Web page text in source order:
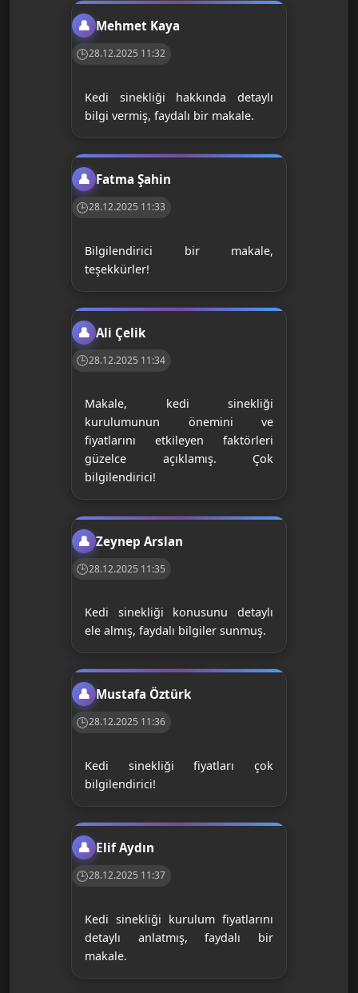
Mehmet Kaya
28.12.2025 11:32
Kedi sinekliği hakkında detaylı
bilgi vermiş, faydalı bir makale.
Fatma Şahin
28.12.2025 11:33
Bilgilendirici bir makale,
teşekkürler!
Ali Çelik
28.12.2025 11:34
Makale, kedi sinekliği
kurulumunun önemini ve
fiyatlarını etkileyen faktörleri
güzelce açıklamış. Çok
bilgilendirici!
Zeynep Arslan
28.12.2025 11:35
Kedi sinekliği konusunu detaylı
ele almış, faydalı bilgiler sunmuş.
Mustafa Öztürk
28.12.2025 11:36
Kedi sinekliği fiyatları çok
bilgilendirici!
Elif Aydın
28.12.2025 11:37
Kedi sinekliği kurulum fiyatlarını
detaylı anlatmış, faydalı bir
makale.